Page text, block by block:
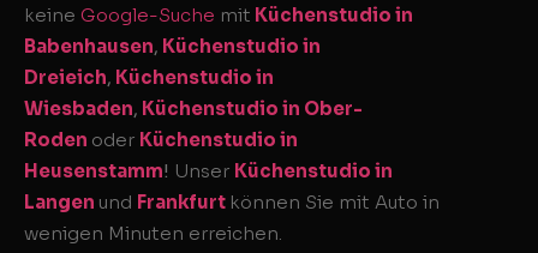
keine Google-Suche mit Küchenstudio in
Babenhausen, Küchenstudio in
Dreieich, Küchenstudio in
Wiesbaden, Küchenstudio in Ober-
Roden oder Küchenstudio in
Heusenstamm! Unser Küchenstudio in
Langen und Frankfurt können Sie mit Auto in
wenigen Minuten erreichen.